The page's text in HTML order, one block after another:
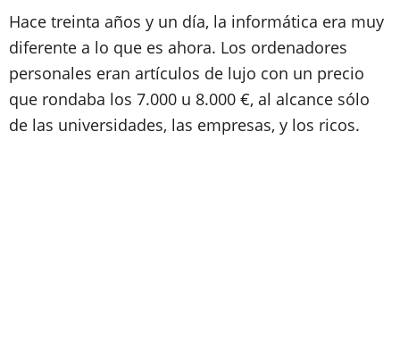
Hace treinta años y un día, la informática era muy
diferente a lo que es ahora. Los ordenadores
personales eran artículos de lujo con un precio
que rondaba los 7.000 u 8.000 €, al alcance sólo
de las universidades, las empresas, y los ricos.